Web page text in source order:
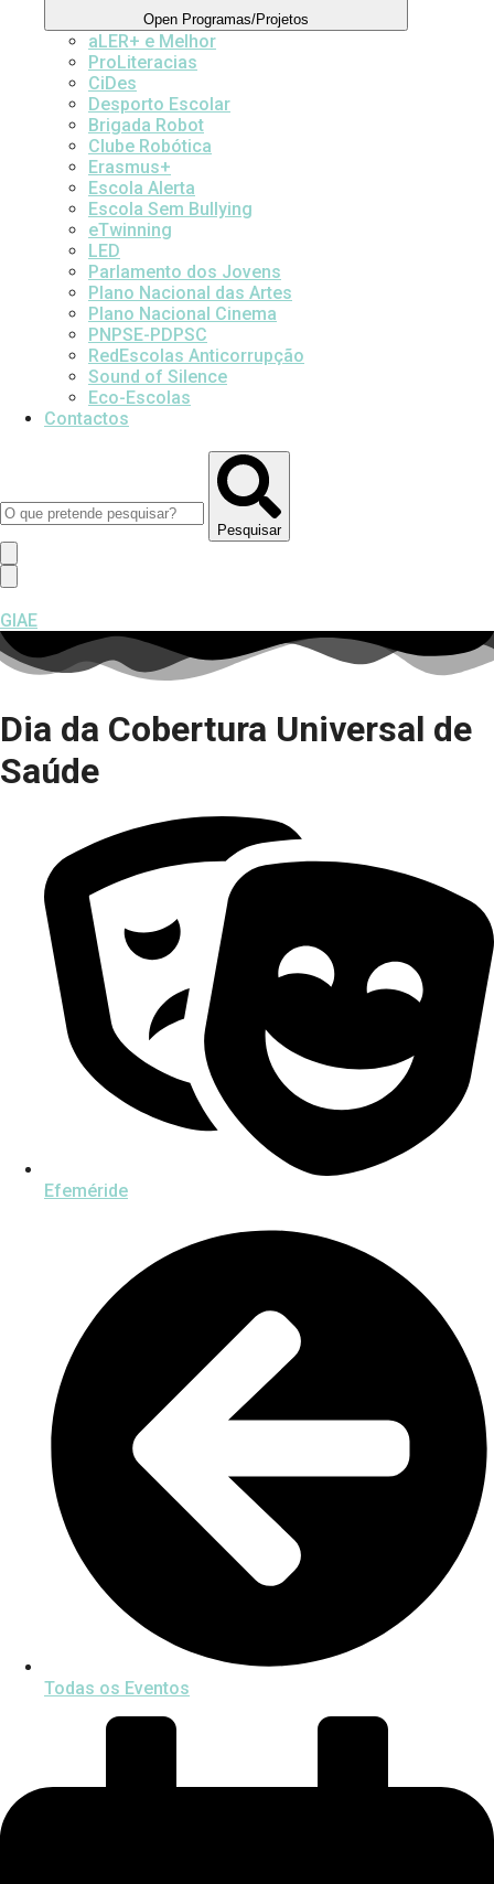
Open Programas/Projetos
aLER+ e Melhor
ProLiteracias
CiDes
Desporto Escolar
Brigada Robot
Clube Robótica
Erasmus+
Escola Alerta
Escola Sem Bullying
eTwinning
LED
Parlamento dos Jovens
Plano Nacional das Artes
Plano Nacional Cinema
PNPSE-PDPSC
RedEscolas Anticorrupção
Sound of Silence
Eco-Escolas
Contactos
Pesquisar
GIAE
Dia da Cobertura Universal de
Saúde
Efeméride
Todas os Eventos